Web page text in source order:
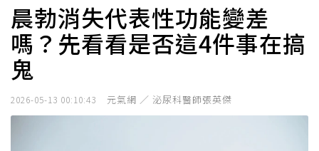
晨勃消失代表性功能變差
嗎？先看看是否這4件事在搞
鬼
2026-05-13 00:10:43 元氣網 ／ 泌尿科醫師張英傑